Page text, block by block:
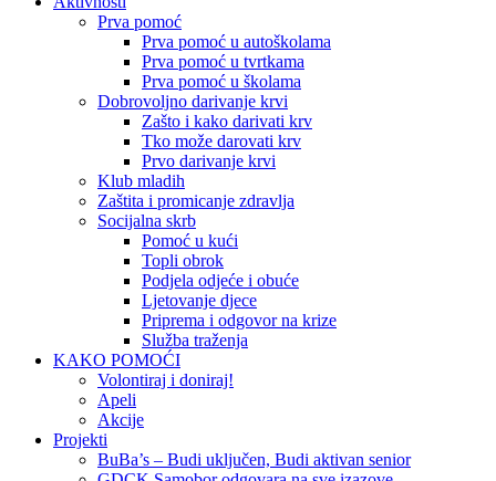
Prva pomoć
Prva pomoć u autoškolama
Prva pomoć u tvrtkama
Prva pomoć u školama
Dobrovoljno darivanje krvi
Zašto i kako darivati krv
Tko može darovati krv
Prvo darivanje krvi
Klub mladih
Zaštita i promicanje zdravlja
Socijalna skrb
Pomoć u kući
Topli obrok
Podjela odjeće i obuće
Ljetovanje djece
Priprema i odgovor na krize
Služba traženja
KAKO POMOĆI
Volontiraj i doniraj!
Apeli
Akcije
Projekti
BuBa’s – Budi uključen, Budi aktivan senior